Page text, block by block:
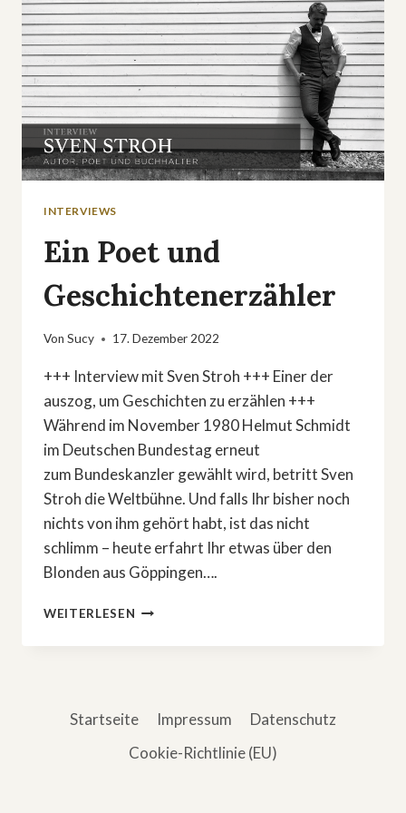
INTERVIEWS
Ein Poet und
Geschichtenerzähler
Von Sucy 17. Dezember 2022
+++ Interview mit Sven Stroh +++ Einer der
auszog, um Geschichten zu erzählen +++
Während im November 1980 Helmut Schmidt
im Deutschen Bundestag erneut
zum Bundeskanzler gewählt wird, betritt Sven
Stroh die Weltbühne. Und falls Ihr bisher noch
nichts von ihm gehört habt, ist das nicht
schlimm – heute erfahrt Ihr etwas über den
Blonden aus Göppingen….
WEITERLESEN EIN
UND
Startseite Impressum
Datenschutz
Cookie-Richtlinie (EU)